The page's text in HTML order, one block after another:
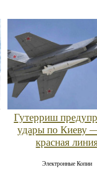
Гутерриш
удары по Киеву
красная
Электронные Копии